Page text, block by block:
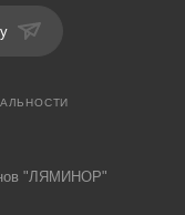
"ЛЯМИНОР"